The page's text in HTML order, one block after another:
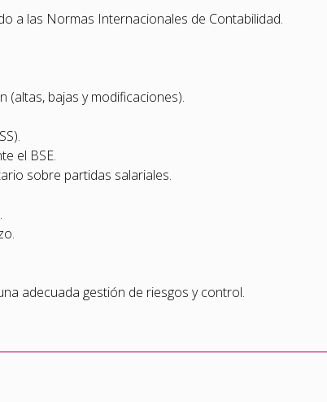
a las Normas Internacionales de Contabilidad.
(altas, bajas y modificaciones).
el BSE.
sobre partidas salariales.
adecuada gestión de riesgos y control.